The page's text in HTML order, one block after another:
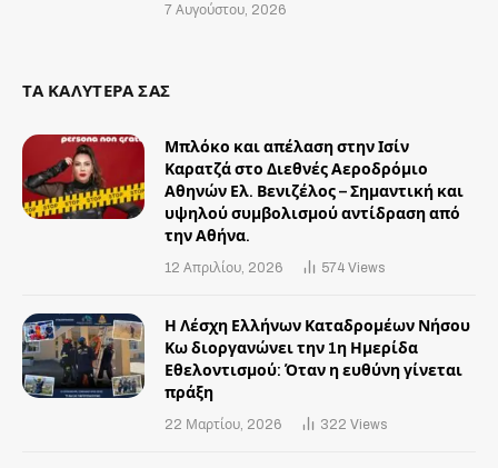
7 Αυγούστου, 2026
ΤΑ ΚΑΛΥΤΕΡΑ ΣΑΣ
Μπλόκο και απέλαση στην Ισίν
Καρατζά στο Διεθνές Αεροδρόμιο
Αθηνών Ελ. Βενιζέλος – Σημαντική και
υψηλού συμβολισμού αντίδραση από
την Αθήνα.
12 Απριλίου, 2026 574 Views
Η Λέσχη Ελλήνων Καταδρομέων Νήσου
Κω διοργανώνει την 1η Ημερίδα
Εθελοντισμού: Όταν η ευθύνη γίνεται
πράξη
22 Μαρτίου, 2026 322 Views